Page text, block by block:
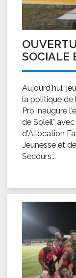
SOCIALE
Aujourd'hui,
la politique de
Pro inaugure
de Soleil"
d'Allocation
Jeunesse et
Secours...